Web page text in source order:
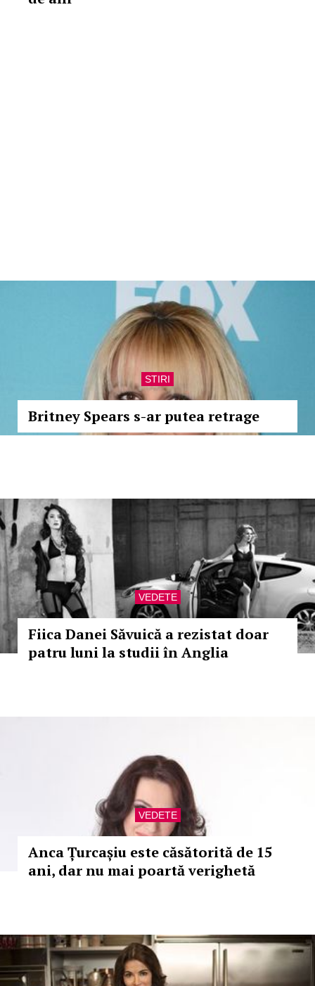
STIRI
Britney Spears s-ar putea retrage
VEDETE
Fiica Danei Săvuică a rezistat doar
patru luni la studii în Anglia
VEDETE
Anca Țurcașiu este căsătorită de 15
ani, dar nu mai poartă verighetă